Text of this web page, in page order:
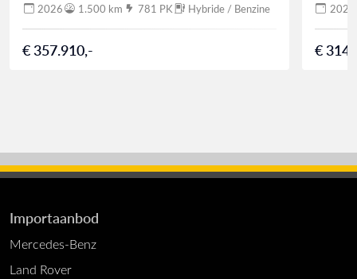
2026 1.500 km 781 PK Hybride / Benzine
€ 357.910,-
2026
€
Importaanbod
Mercedes-Benz
Land Rover